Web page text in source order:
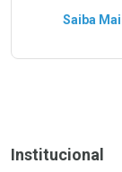
Saiba
Institucional